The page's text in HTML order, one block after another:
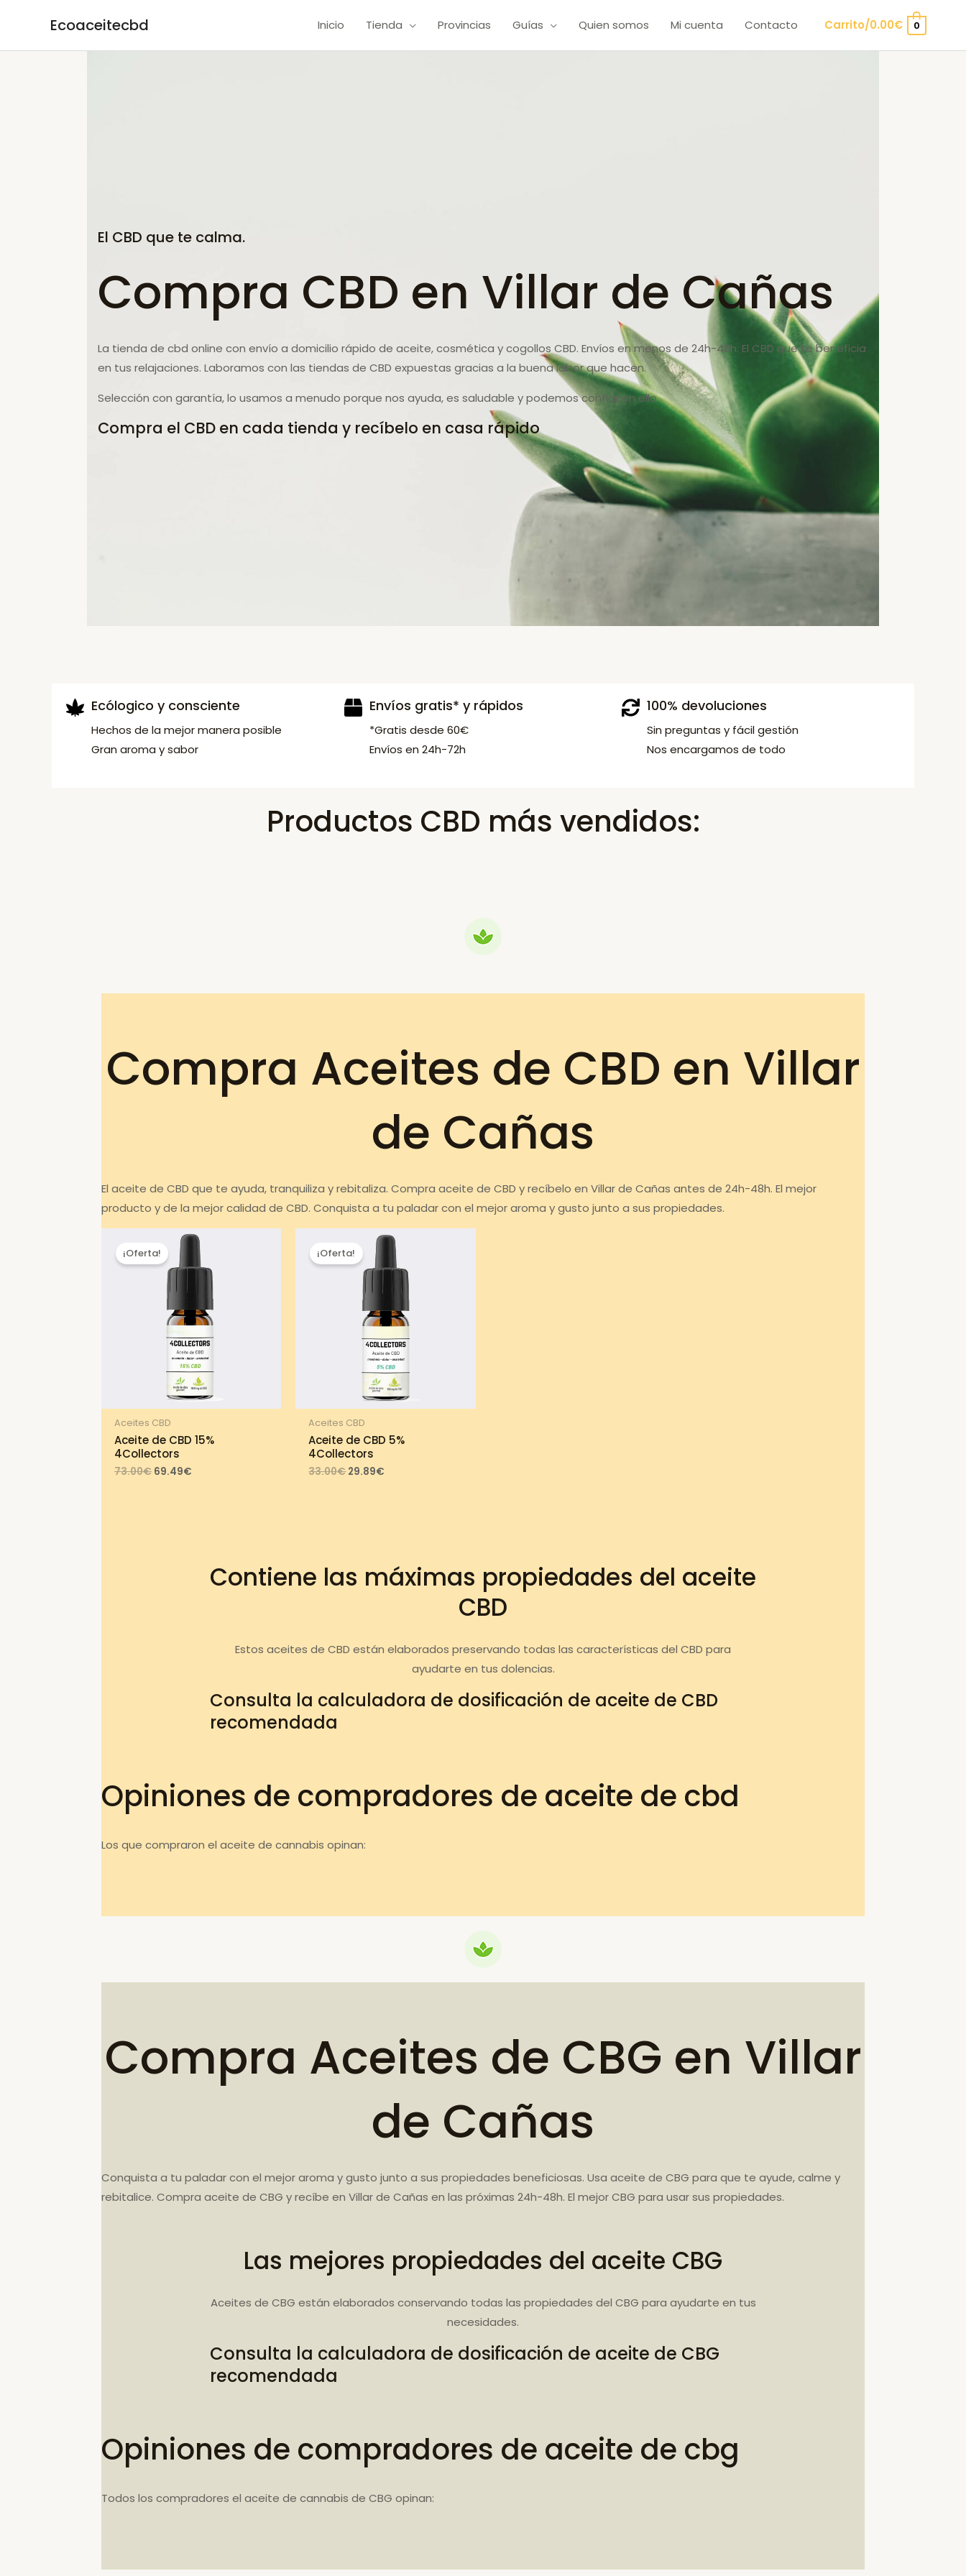
contenido
Ecoaceitecbd Inicio Tienda Provincias Guías Quien somos Mi cuenta Contacto Carrito/0.00€ 0
El CBD que te calma.
Compra CBD en Villar de Cañas
La tienda de cbd online con envío a domicilio rápido de aceite, cosmética y cogollos CBD. Envíos en menos de 24h-48h. El CBD que te beneficia
en tus relajaciones. Laboramos con las tiendas de CBD expuestas gracias a la buena labor que hacen.
Selección con garantía, lo usamos a menudo porque nos ayuda, es saludable y podemos confiar en ello.
Compra el CBD en cada tienda y recíbelo en casa rápido
Ecólogico y consciente
Hechos de la mejor manera posible
Gran aroma y sabor
Envíos gratis* y rápidos
*Gratis desde 60€
Envíos en 24h-72h
100% devoluciones
Sin preguntas y fácil gestión
Nos encargamos de todo
Productos CBD más vendidos:
Compra Aceites de CBD en Villar
de Cañas
El aceite de CBD que te ayuda, tranquiliza y rebitaliza. Compra aceite de CBD y recíbelo en Villar de Cañas antes de 24h-48h. El mejor
producto y de la mejor calidad de CBD. Conquista a tu paladar con el mejor aroma y gusto junto a sus propiedades.
¡Oferta!
Aceites CBD
Aceite de CBD 15%
4Collectors
73.00€ Original
69.49€Current
¡Oferta!
Aceites CBD
Aceite de CBD 5%
4Collectors
33.00€Original
29.89€
Contiene las máximas propiedades del aceite
CBD
Estos aceites de CBD están elaborados preservando todas las características del CBD para
ayudarte en tus dolencias.
Consulta la calculadora de dosificación de aceite de CBD
recomendada
Opiniones de compradores de aceite de cbd
Los que compraron el aceite de cannabis opinan:
Compra Aceites de CBG en Villar
de Cañas
Conquista a tu paladar con el mejor aroma y gusto junto a sus propiedades beneficiosas. Usa aceite de CBG para que te ayude, calme y
rebitalice. Compra aceite de CBG y recíbe en Villar de Cañas en las próximas 24h-48h. El mejor CBG para usar sus propiedades.
Las mejores propiedades del aceite CBG
Aceites de CBG están elaborados conservando todas las propiedades del CBG para ayudarte en tus
necesidades.
Consulta la calculadora de dosificación de aceite de CBG
recomendada
Opiniones de compradores de aceite de cbg
Todos los compradores el aceite de cannabis de CBG opinan: